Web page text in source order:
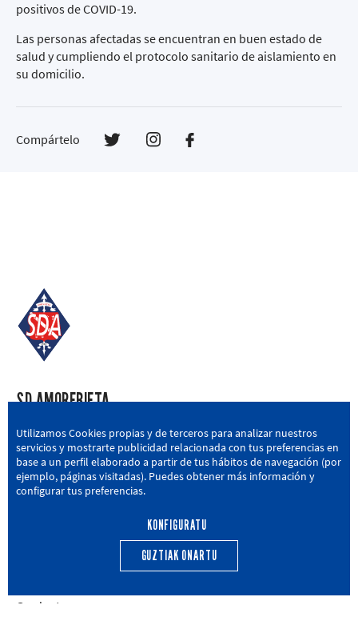
positivos de COVID-19.
Las personas afectadas se encuentran en buen estado de
salud y cumpliendo el protocolo sanitario de aislamiento en
su domicilio.
Compártelo
SD AMOREBIETA
San Miguel Kalea, 16, 48340 Amorebieta, Bizkaia
946 604 751 | sda@sdamorebieta.eus
EGUTEGIA
Gardentasuna
Utilizamos Cookies propias y de terceros para analizar nuestros
servicios y mostrarte publicidad relacionada con tus preferencias en
base a un perfil elaborado a partir de tus hábitos de navegación (por
ejemplo, páginas visitadas). Puedes obtener más información y
configurar tus preferencias.
KONFIGURATU
GUZTIAK ONARTU